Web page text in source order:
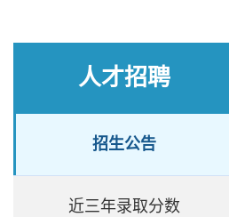
人才招聘
招生公告
近三年录取分数